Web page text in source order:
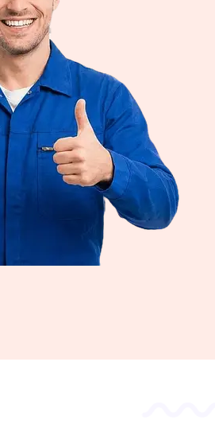
Regionale Anbieter in Ihrer
Jetzt anfragen